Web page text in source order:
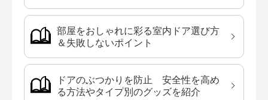
部屋をおしゃれに彩る室内ドア選び方
＆失敗しないポイント
ドアのぶつかりを防止 安全性を高め
る方法やタイプ別のグッズを紹介